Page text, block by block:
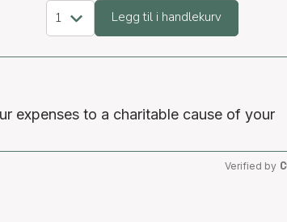
Legg til i handlekurv
expenses to a charitable cause of your
Verified by